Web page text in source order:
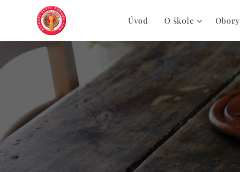
Úvod O škole Obory